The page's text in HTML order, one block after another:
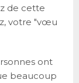
de cette
votre "vœu
ont
beaucoup